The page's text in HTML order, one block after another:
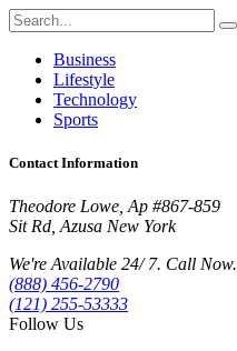
Business
Lifestyle
Technology
Sports
Contact Information
Theodore Lowe, Ap #867-859
Sit Rd, Azusa New York
We're Available 24/ 7. Call Now.
(888) 456-2790
(121) 255-53333
Follow Us